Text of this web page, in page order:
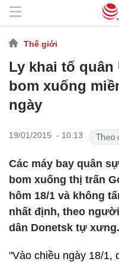
Thế giới
Ly khai tố quân
bom xuống
ngày
19/01/2015 - 10:13
Các máy bay quân
bom xuống thị trấn
hôm 18/1 và không
nhất định, theo
dân Donetsk tự xưng.
"Vào chiều ngày 18/1,